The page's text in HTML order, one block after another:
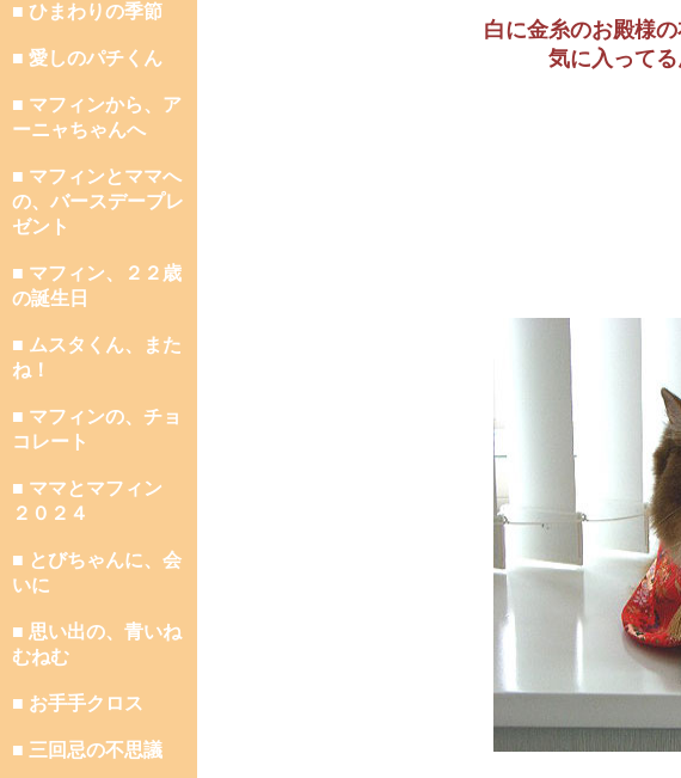
■ ひまわりの季節
■ 愛しのパチくん
■ マフィンから、ア
ーニャちゃんへ
■ マフィンとママへ
の、バースデープレ
ゼント
■ マフィン、２２歳
の誕生日
■ ムスタくん、また
ね！
■ マフィンの、チョ
コレート
■ ママとマフィン
２０２４
■ とびちゃんに、会
いに
■ 思い出の、青いね
むねむ
■ お手手クロス
■ 三回忌の不思議
白に金糸のお殿様の
気に入ってる